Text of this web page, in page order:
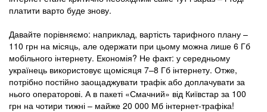
платити варто буде знову.
Давайте порівняємо: наприклад, вартість тарифного плану –
110 грн на місяць, але одержати при цьому можна лише 6 Гб
мобільного інтернету. Економія? Не факт: у середньому
українець використовує щомісяця 7–8 Гб інтернету. Отже,
потрібно постійно заощаджувати трафік або доплачувати за
нього операторові. А в пакеті «Смачний» від Київстар за 100
грн на чотири тижні – майже 20 000 Мб інтернет-трафіка!